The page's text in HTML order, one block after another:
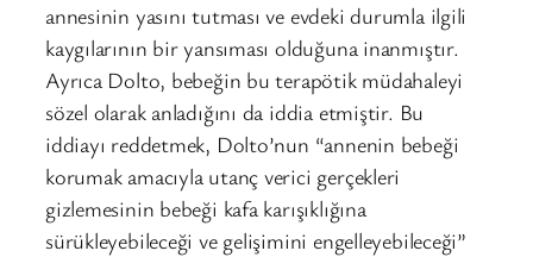
annesinin yasını tutması ve evdeki durumla ilgili
kaygılarının bir yansıması olduğuna inanmıştır.
Ayrıca Dolto, bebeğin bu terapötik müdahaleyi
sözel olarak anladığını da iddia etmiştir. Bu
iddiayı reddetmek, Dolto’nun “annenin bebeği
korumak amacıyla utanç verici gerçekleri
gizlemesinin bebeği kafa karışıklığına
sürükleyebileceği ve gelişimini engelleyebileceği”